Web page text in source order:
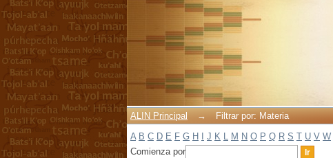
ALIN Principal →
Filtrar por: Materia
A B C D E F G H J K L M N O P Q R S T U V W
Comienza por